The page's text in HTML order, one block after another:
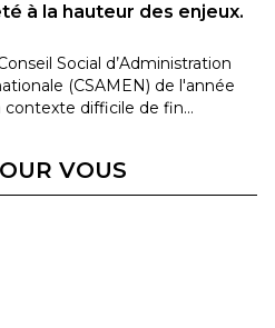
à la hauteur des enjeux.
Social d’Administration
(CSAMEN) de l'année
contexte difficile de fin…
VOUS